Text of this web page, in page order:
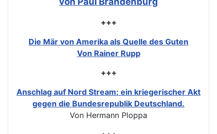
+++
Die Mär von Amerika als Quelle des Guten
Von Rainer Rupp
+++
Anschlag auf Nord Stream: ein kriegerischer Akt
gegen die Bundesrepublik Deutschland.
Von Hermann Ploppa